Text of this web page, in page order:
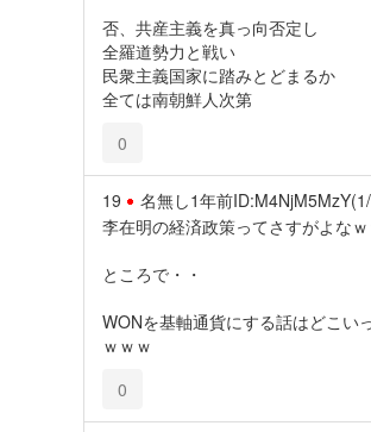
否、共産主義を真っ向否定し
全羅道勢力と戦い
民衆主義国家に踏みとどまるか
全ては南朝鮮人次第
0
19 名無し1年前
李在明の経済政策ってさすがよな
ところで・・
WONを基軸通貨にする話はどこい
ｗｗｗ
0